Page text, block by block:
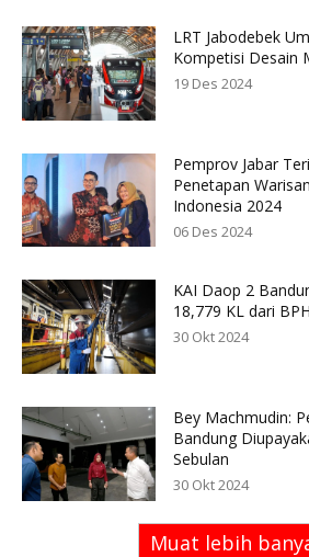
LRT Jabodebek
Kompetisi Desain
19 Des 2024
Pemprov Jabar
Penetapan
Indonesia 2024
06 Des 2024
KAI Daop 2
18,779 KL dari
30 Okt 2024
Bey Machmudin:
Bandung
Sebulan
30 Okt 2024
Muat lebih